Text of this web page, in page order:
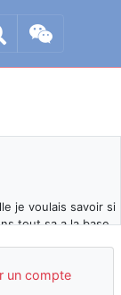
je voulais savoir si
tout sa a la base
site ces derniers
bots trop nocifs
un compte